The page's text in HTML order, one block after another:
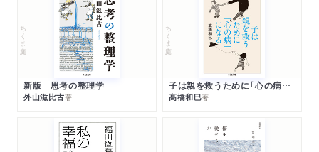
ちくま文庫
新版 思考の整理学
外山滋比古著
ちくま文庫
子は親を救うために「心の病」になる
高橋和巳著